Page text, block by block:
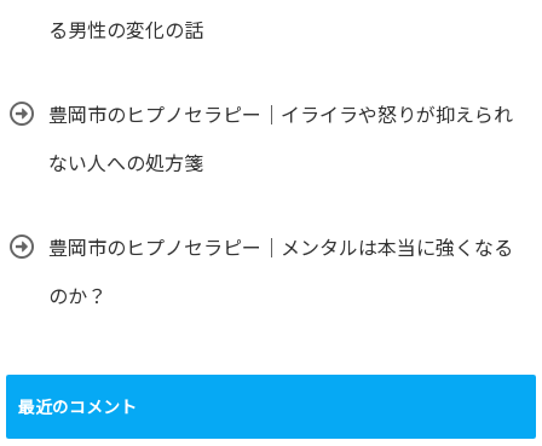
る男性の変化の話
豊岡市のヒプノセラピー｜イライラや怒りが抑えられ
ない人への処方箋
豊岡市のヒプノセラピー｜メンタルは本当に強くなる
のか？
最近のコメント